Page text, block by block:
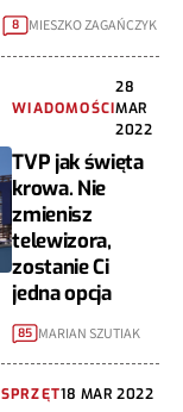
8 MIESZKO ZAGAŃCZYK
WIADOMOŚCI
28
MAR
2022
TVP jak święta
krowa. Nie
zmienisz
telewizora,
zostanie Ci
jedna opcja
85 MARIAN SZUTIAK
SPRZĘT18 MAR 2022